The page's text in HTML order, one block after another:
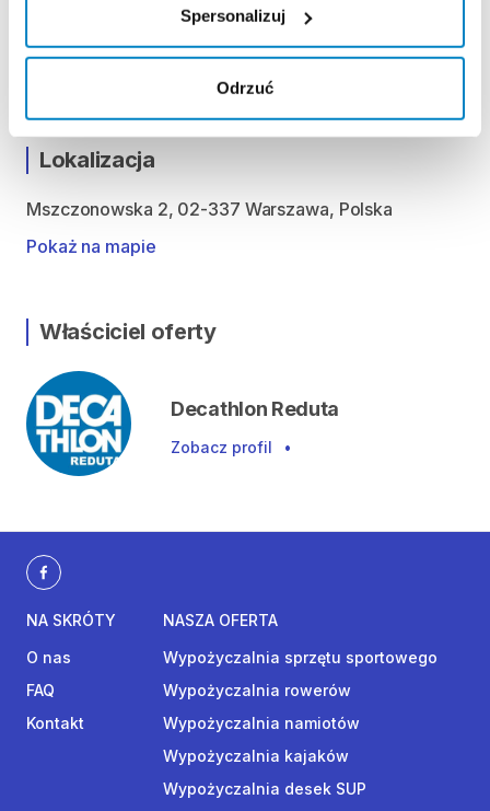
Spersonalizuj
Odrzuć
Czwartek: 10:00 - 20:30
Piątek: 10:00 - 20:30
Sobota: 10:00 - 20:30
Lokalizacja
Mszczonowska 2, 02-337 Warszawa, Polska
Pokaż na mapie
Właściciel oferty
Decathlon Reduta
Zobacz profil •
NA SKRÓTY
O nas
FAQ
Kontakt
NASZA OFERTA
Wypożyczalnia sprzętu sportowego
Wypożyczalnia rowerów
Wypożyczalnia namiotów
Wypożyczalnia kajaków
Wypożyczalnia desek SUP